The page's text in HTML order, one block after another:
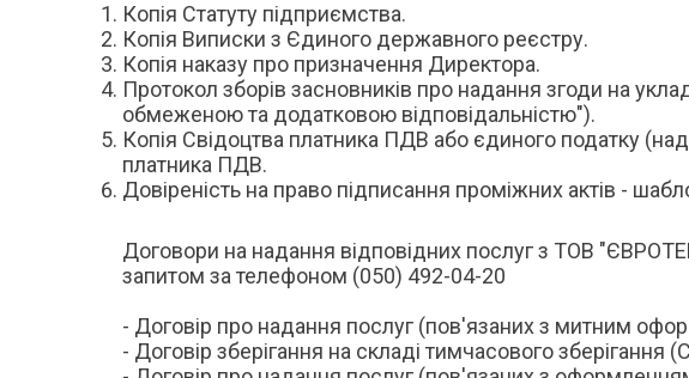
Копія Статуту підприємства.
Копія Виписки з Єдиного державного реєстру.
Копія наказу про призначення Директора.
Протокол зборів засновників про надання згоди на
обмеженою та додатковою відповідальністю").
Копія Свідоцтва платника ПДВ або єдиного податку
платника ПДВ.
Довіреність на право підписання проміжних актів -
Договори на надання відповідних послуг з ТОВ
запитом за телефоном (050) 492-04-20
- Договір про надання послуг (пов'язаних з митним
- Договір зберігання на складі тимчасового зберігання